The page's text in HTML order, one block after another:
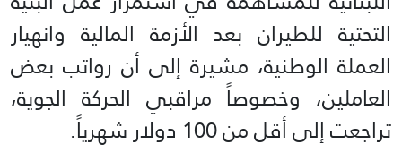
التحتية للطيران بعد الأزمة المالية وانهيار
العملة الوطنية، مشيرة إلى أن رواتب بعض
العاملين، وخصوصاً مراقبي الحركة الجوية،
تراجعت إلى أقل من 100 دولار شهرياً.